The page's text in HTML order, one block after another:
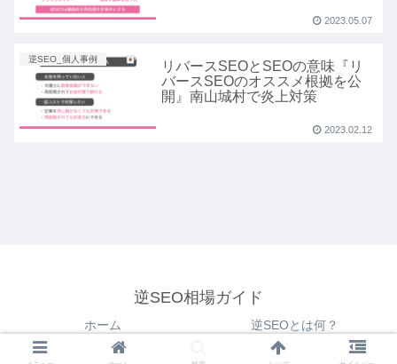
2023.05.07
逆SEO_個人事例
リバースSEOとSEOの意味『リ
バースSEOのオススメ根拠を公
開』南山城村で炎上対策
2023.02.12
逆SEO相場ガイド
ホーム
逆SEOとは何？
逆SEOの手順・やり方
逆SEO費用3万円～